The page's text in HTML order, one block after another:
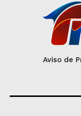
Aviso de